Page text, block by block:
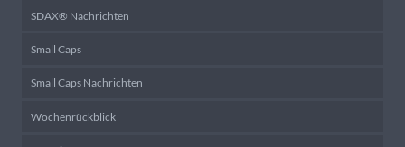
SDAX® Nachrichten
Small Caps
Small Caps Nachrichten
Wochenrückblick